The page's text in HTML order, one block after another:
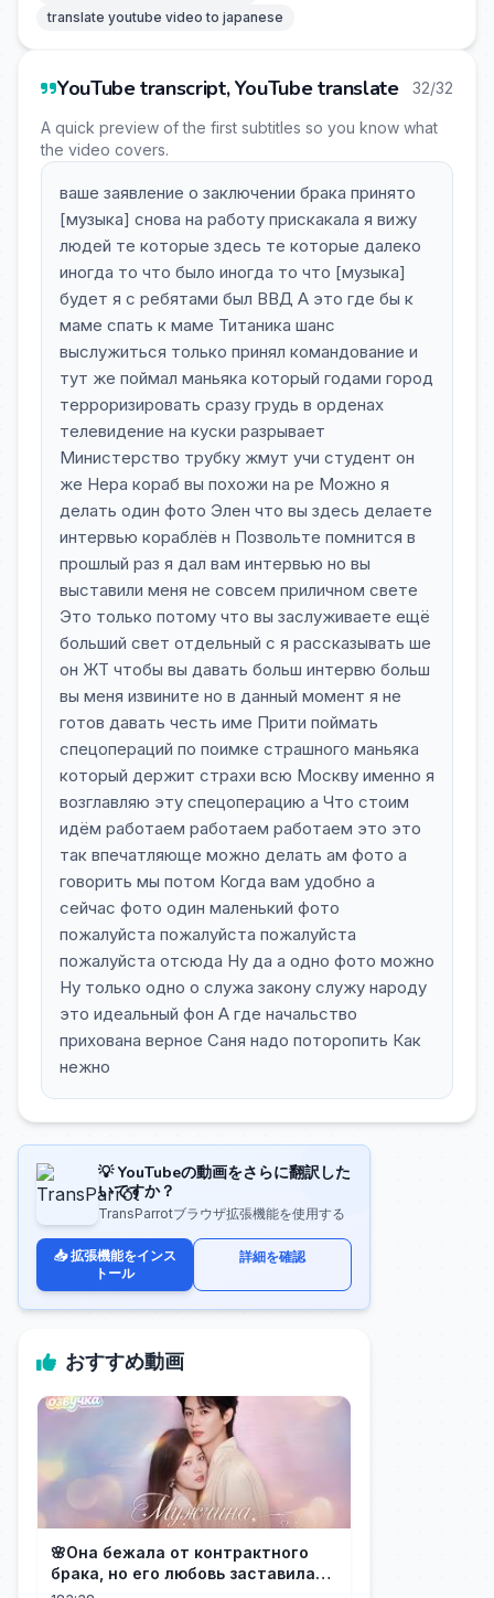
translate youtube video to japanese
YouTube transcript, YouTube translate 32/32
A quick preview of the first subtitles so you know what
the video covers.
ваше заявление о заключении брака принято
[музыка] снова на работу прискакала я вижу
людей те которые здесь те которые далеко
иногда то что было иногда то что [музыка]
будет я с ребятами был ВВД А это где бы к
маме спать к маме Титаника шанс
выслужиться только принял командование и
тут же поймал маньяка который годами город
терроризировать сразу грудь в орденах
телевидение на куски разрывает
Министерство трубку жмут учи студент он
же Нера кораб вы похожи на ре Можно я
делать один фото Элен что вы здесь делаете
интервью кораблёв н Позвольте помнится в
прошлый раз я дал вам интервью но вы
выставили меня не совсем приличном свете
Это только потому что вы заслуживаете ещё
больший свет отдельный с я рассказывать ше
он ЖТ чтобы вы давать больш интервю больш
вы меня извините но в данный момент я не
готов давать честь име Прити поймать
спецопераций по поимке страшного маньяка
который держит страхи всю Москву именно я
возглавляю эту спецоперацию а Что стоим
идём работаем работаем работаем это это
так впечатляюще можно делать ам фото а
говорить мы потом Когда вам удобно а
сейчас фото один маленький фото
пожалуйста пожалуйста пожалуйста
пожалуйста отсюда Ну да а одно фото можно
Ну только одно о служа закону служу народу
это идеальный фон А где начальство
прихована верное Саня надо поторопить Как
нежно
💡 YouTubeの動画をさらに翻訳した
いですか？
TransParrotブラウザ拡張機能を使用する
📥 拡張機能をインス
トール
詳細を確認
おすすめ動画
🌸Она бежала от контрактного
брака, но его любовь заставила
её понять: он — тот самый!